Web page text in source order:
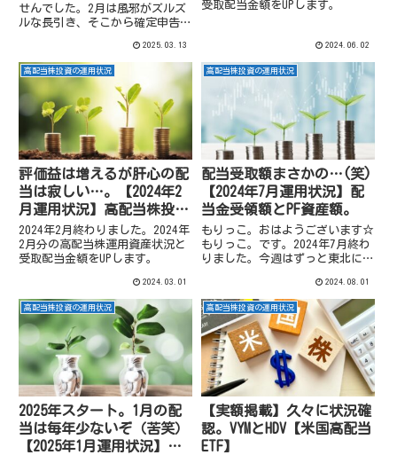
せんでした。2月は風邪がズルズ
ルな長引き、そこから確定申告シ
やくですが2025年2月分の高配当
株運用資産状況と受取配当金額を
UPします。
2025.03.13
受取配当金額をUPします。
2024.06.02
高配当株投資の運用状況
評価益は増えるが肝心の配
当は寂しい…。【2024年2
月運用状況】高配当株投資
と配当金受領額。
2024年2月終わりました。2024年
2月分の高配当株運用資産状況と
受取配当金額をUPします。
2024.03.01
高配当株投資の運用状況
配当受取額まさかの…(笑)
【2024年7月運用状況】配
当金受領額とPF資産額。
もりっこ。おはようございます☆
もりっこ。です。2024年7月終わ
りました。今週はずっと東北に居
いますが、ひとまず毎月の配当額
と運用資産額の確認はしてみまし
た。2024年7月分の高配当株運用
資産状況と受取配当金額...
2024.08.01
高配当株投資の運用状況
2025年スタート。1月の配
当は毎年少ないぞ（苦笑）
【2025年1月運用状況】配
高配当株投資の運用状況
【実額掲載】久々に状況確
認。VYMとHDV【米国高配当
ETF】